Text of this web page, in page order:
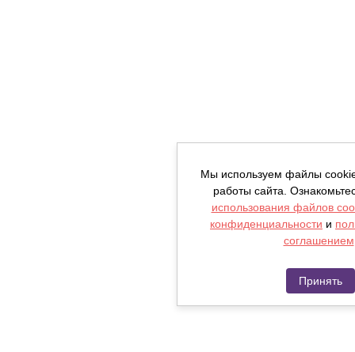
Мы используем файлы
работы сайта.
использования файлов
конфиденциальности и
соглашением
Принять